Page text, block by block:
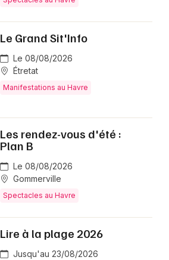
Le Grand Sit'Info
Le 08/08/2026
Étretat
Manifestations au Havre
Les rendez-vous d'été :
Plan B
Le 08/08/2026
Gommerville
Spectacles au Havre
Lire à la plage 2026
Jusqu'au 23/08/2026